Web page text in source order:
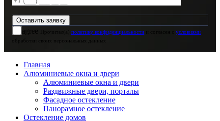
agree Прочитал(а) политику конфиденциальности
условиями
обработки своих персональных данных
Главная
Алюминиевые окна и двери
Алюминиевые окна и двери
Раздвижные двери, порталы
Фасадное остекление
Панорамное остекление
Остекление домов